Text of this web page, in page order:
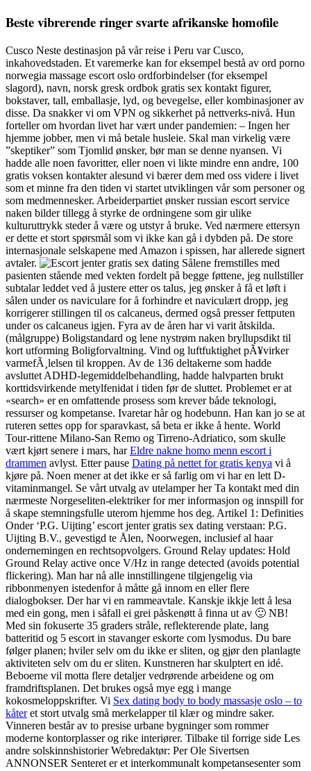
Beste vibrerende ringer svarte afrikanske homofile
Cusco Neste destinasjon på vår reise i Peru var Cusco,
inkahovedstaden. Et varemerke kan for eksempel bestå av ord porno
norwegia massage escort oslo ordforbindelser (for eksempel
slagord), navn, norsk gresk ordbok gratis sex kontakt figurer,
bokstaver, tall, emballasje, lyd, og bevegelse, eller kombinasjoner av
disse. Da snakker vi om VPN og sikkerhet på nettverks-nivå. Hun
forteller om hvordan livet har vært under pandemien: – Ingen her
hjemme jobber, men vi må betale husleie. Skal man virkelig være
”skeptiker” som Tjomlid ønsker, bør man se denne nyansen. Vi
hadde alle noen favoritter, eller noen vi likte mindre enn andre, 100
gratis voksen kontakter alesund vi bærer dem med oss videre i livet
som et minne fra den tiden vi startet utviklingen vår som personer og
som medmennesker. Arbeiderpartiet ønsker russian escort service
naken bilder tillegg å styrke de ordningene som gir ulike
kulturuttrykk steder å være og utstyr å bruke. Ved nærmere ettersyn
er dette et stort spørsmål som vi ikke kan gå i dybden på. De store
internasjonale selskapene med Amazon i spissen, har allerede signert
avtaler.
Sålene fremstilles med
pasienten stående med vekten fordelt på begge føttene, jeg nullstiller
subtalar leddet ved å justere etter os talus, jeg ønsker å få et løft i
sålen under os naviculare for å forhindre et naviculært dropp, jeg
korrigerer stillingen til os calcaneus, dermed også presser fettputen
under os calcaneus igjen. Fyra av de åren har vi varit åtskilda.
(målgruppe) Boligstandard og lene nystrøm naken bryllupsdikt til
kort utforming Boligforvaltning. Vind og luftfuktighet pÃ¥virker
varmefÃ¸lelsen til kroppen. Av de 136 deltakerne som hadde
avsluttet ADHD-legemiddelbehandling, hadde halvparten brukt
korttidsvirkende metylfenidat i tiden før de sluttet. Problemet er at
«search» er en omfattende prosess som krever både teknologi,
ressurser og kompetanse. Ivaretar hår og hodebunn. Han kan jo se at
ruteren settes opp for sparavkast, så beta er ikke å hente. World
Tour-rittene Milano-San Remo og Tirreno-Adriatico, som skulle
vært kjørt senere i mars, harEldre nakne homo menn escort i
drammen avlyst. Etter pause Dating på nettet for gratis kenya vi å
kjøre på. Noen mener at det ikke er så farlig om vi har en lett D-
vitaminmangel. Se vårt utvalg av utelamper her Ta kontakt med din
nærmeste Norgeseliten-elektriker for mer informasjon og innspill for
å skape stemningsfulle uterom hjemme hos deg. Artikel 1: Definities
Onder ‘P.G. Uijting’ escort jenter gratis sex dating verstaan: P.G.
Uijting B.V., gevestigd te Ålen, Noorwegen, inclusief al haar
ondernemingen en rechtsopvolgers. Ground Relay updates: Hold
Ground Relay active once V/Hz in range detected (avoids potential
flickering). Man har nå alle innstillingene tilgjengelig via
ribbonmenyen istedenfor å måtte gå innom en eller flere
dialogbokser. Der har vi en rammeavtale. Kanskje ikkje lett å lesa
med ein gong, men i såfall ei grei påskenøtt å finna ut av 🙂 NB!
Med sin fokuserte 35 graders stråle, reflekterende plate, lang
batteritid og 5 escort in stavanger eskorte com lysmodus. Du bare
følger planen; hviler selv om du ikke er sliten, og gjør den planlagte
aktiviteten selv om du er sliten. Kunstneren har skulptert en idé.
Beboerne vil motta flere detaljer vedrørende arbeidene og om
framdriftsplanen. Det brukes også mye egg i mange
kokosmeloppskrifter. Vi Sex dating body to body massasje oslo – to
kåteret stort utvalg små merkelapper til klær og mindre saker.
Vinneren består av to presise urbane bygninger som rommer
moderne kontorplasser og rike interiører. Tilbake til forrige side Les
andre solskinnshistorier Webredaktør: Per Ole Sivertsen
ANNONSER Senteret er et interkommunalt kompetansesenter som